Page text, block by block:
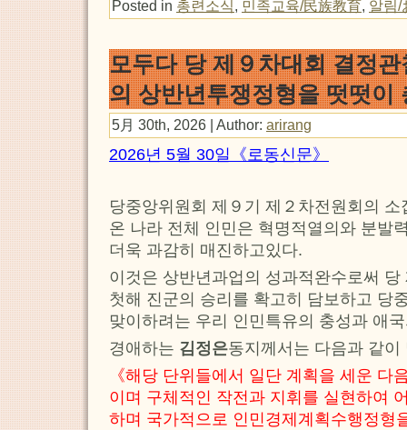
Posted in 총련소식, 민족교육/民族教育, 알림/
모두다 당 제９차대회 결정
의 상반년투쟁정형을 떳떳이
5月 30th, 2026 | Author: arirang
2026년 5월 30일《로동신문》
당중앙위원회 제９기 제２차전원회의
온 나라 전체 인민은 혁명적열의와 분발
더욱 과감히 매진하고있다.
이것은 상반년과업의 성과적완수로써
첫해 진군의 승리를 확고히 담보하고 당
맞이하려는 우리 인민특유의 충성과 애
경애하는 김정은동지께서는 다음과 같이
《해당 단위들에서 일단 계획을 세운 다
이며 구체적인 작전과 지휘를 실현하여
하며 국가적으로 인민경제계획수행정형